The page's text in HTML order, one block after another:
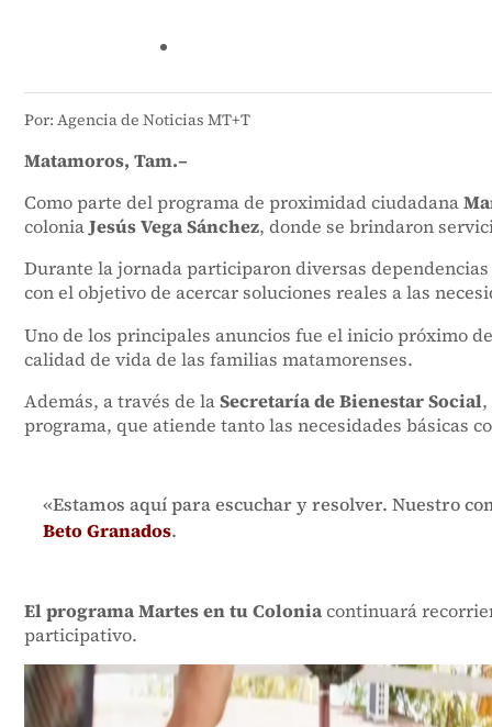
Por: Agencia de Noticias MT+T
Matamoros, Tam.–
Como parte del programa de proximidad ciudadana
coloniaJesús Vega Sánchez, donde se brindaron
Durante la jornada participaron diversas
con el objetivo de acercar soluciones reales a las
Uno de los principales anuncios fue el inicio próximo
calidad de vida de las familias matamorenses.
Además, a través de laSecretaría de Bienestar Social,
programa, que atiende tanto las necesidades básicas
«Estamos aquí para escuchar y resolver. Nuestro
Beto Granados.
El programa Martes en tu Coloniacontinuará
participativo.